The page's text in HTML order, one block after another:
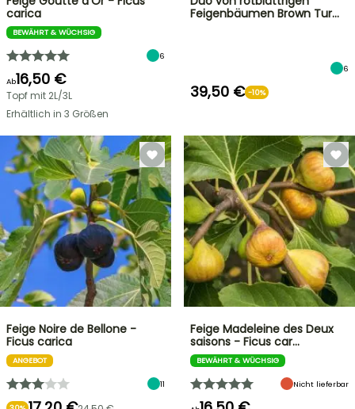
carica
BEWÄHRT & WÜCHSIG
6
Ab16,50 €
Topf mit 2L/3L
Erhältlich in 3 Größen
Feigenbäumen Brown Tur…
6
39,50 € -10%
Feige Noire de Bellone -
Ficus carica
ANGEBOT
11
Feige Madeleine des Deux
saisons - Ficus car…
BEWÄHRT & WÜCHSIG
Nicht lieferbar